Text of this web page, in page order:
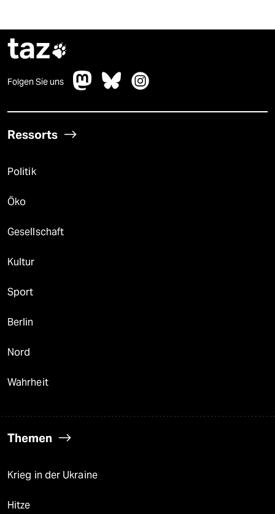
taz
Folgen Sie uns
Ressorts
Politik
Öko
Gesellschaft
Kultur
Sport
Berlin
Nord
Wahrheit
Themen
Krieg in der Ukraine
Hitze